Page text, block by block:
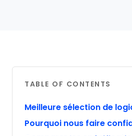
TABLE OF CONTENTS
Meilleure sélection de
Pourquoi nous faire